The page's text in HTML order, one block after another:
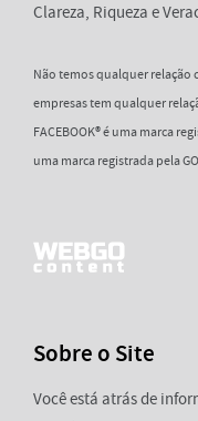
Clareza, Riqueza e
Não temos qualquer relação
empresas tem qualquer
FACEBOOK® é uma marca
uma marca registrada pela
Sobre o Site
Você está atrás de